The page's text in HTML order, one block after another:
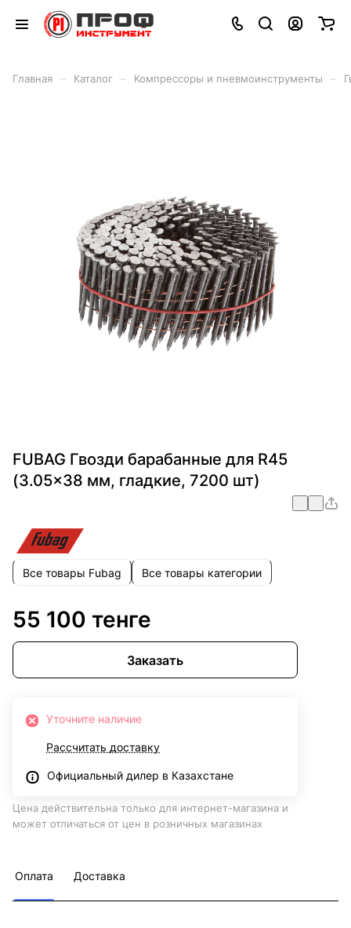
Главная Каталог Компрессоры и пневмоинструменты
FUBAG Гвозди барабанные для R45
(3.05x38 мм, гладкие, 7200 шт)
Все товары Fubag Все товары категории
55 100 тенге
Заказать
Уточните наличие
Рассчитать доставку
Официальный дилер в Казахстане
Цена действительна только для интернет-магазина и
может отличаться от цен в розничных магазинах
Оплата Доставка